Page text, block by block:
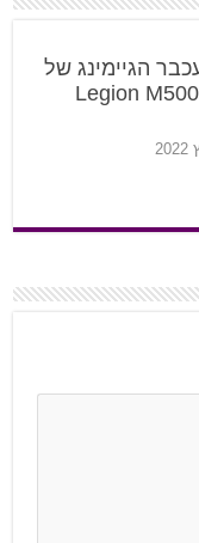
הגיימינג של
לנובו – Legion M500